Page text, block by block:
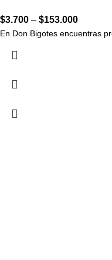
$3.700 – $153.000
En Don Bigotes encuentras